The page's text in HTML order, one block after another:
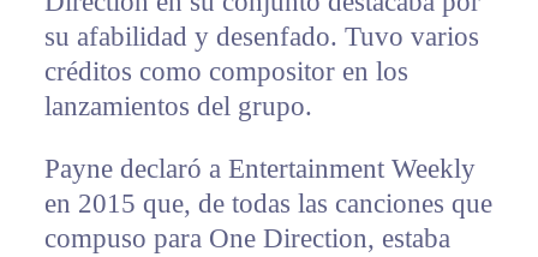
su afabilidad y desenfado. Tuvo varios
créditos como compositor en los
lanzamientos del grupo.
Payne declaró a Entertainment Weekly
en 2015 que, de todas las canciones que
compuso para One Direction, estaba